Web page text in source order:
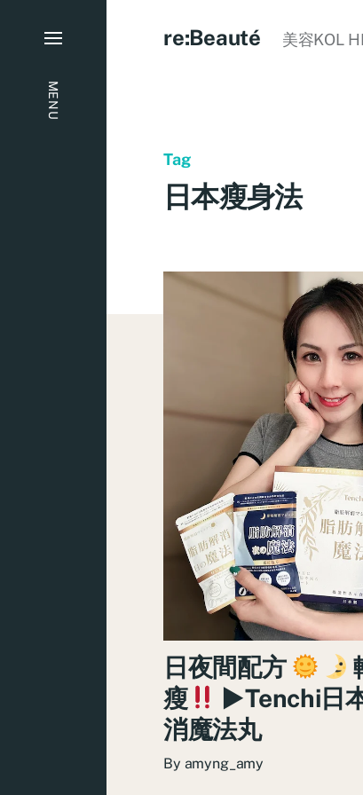
MENU
re:Beauté 美容KOL
Tag
日本瘦身法
日夜間配方
瘦
►Tenchi日
消魔法丸
By amyng_amy